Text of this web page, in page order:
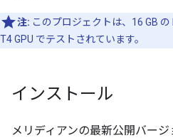
注: このプロジェクトは、16 GB
T4 GPU でテストされています。
インストール
メリディアンの最新公開バー